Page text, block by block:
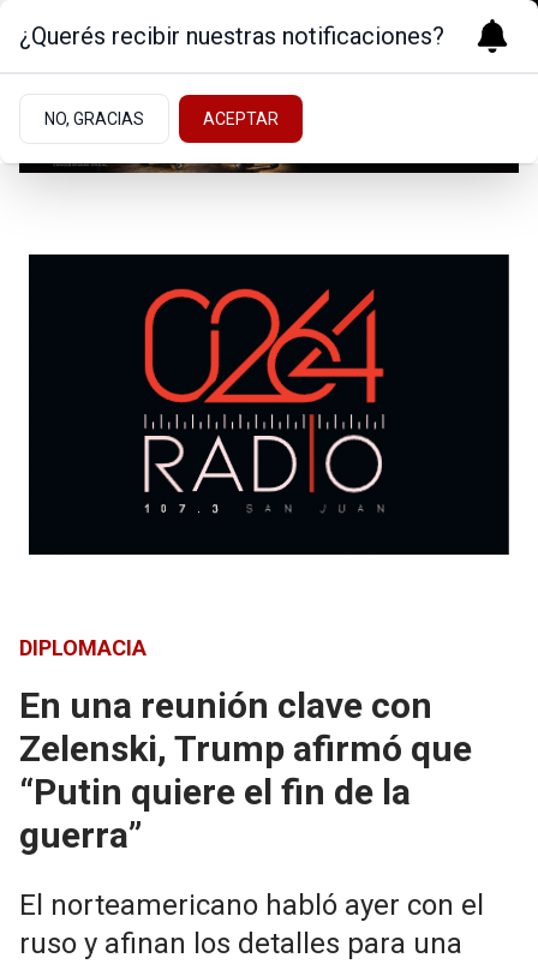
DIPLOMACIA
En una reunión clave con
Zelenski, Trump afirmó que
“Putin quiere el fin de la
guerra”
El norteamericano habló ayer con el
ruso y afinan los detalles para una
¿Querés recibir nuestras notificaciones?
NO, GRACIAS ACEPTAR